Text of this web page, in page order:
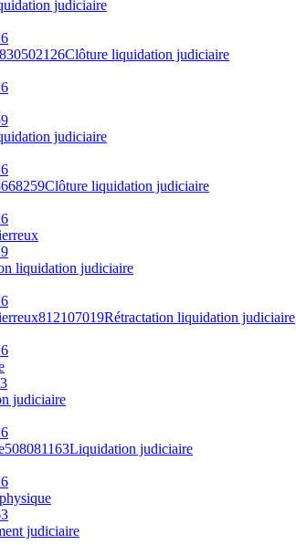
judiciaire
830502126Clôture liquidation judiciaire
judiciaire
Clôture liquidation judiciaire
liquidation judiciaire
812107019Rétractation liquidation judiciaire
judiciaire
508081163Liquidation judiciaire
judiciaire